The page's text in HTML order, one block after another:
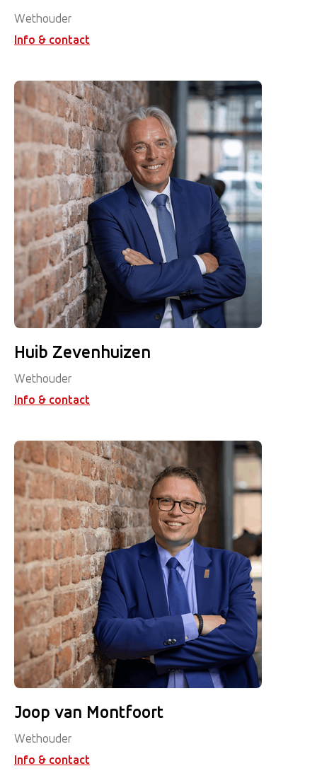
Wethouder
Info & contact
Huib Zevenhuizen
Wethouder
Info & contact
Joop van Montfoort
Wethouder
Info & contact